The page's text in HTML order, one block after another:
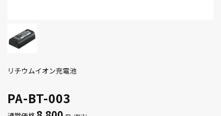
PA-BT-003
リチウムイオン充電池